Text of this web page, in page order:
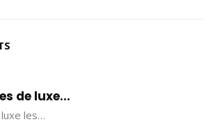
de luxe...
les…